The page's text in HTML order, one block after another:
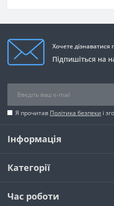
Хочете дізнаватися
Підпишіться на
Я прочитав Політика безпеки і
Інформація
Категорії
Час роботи